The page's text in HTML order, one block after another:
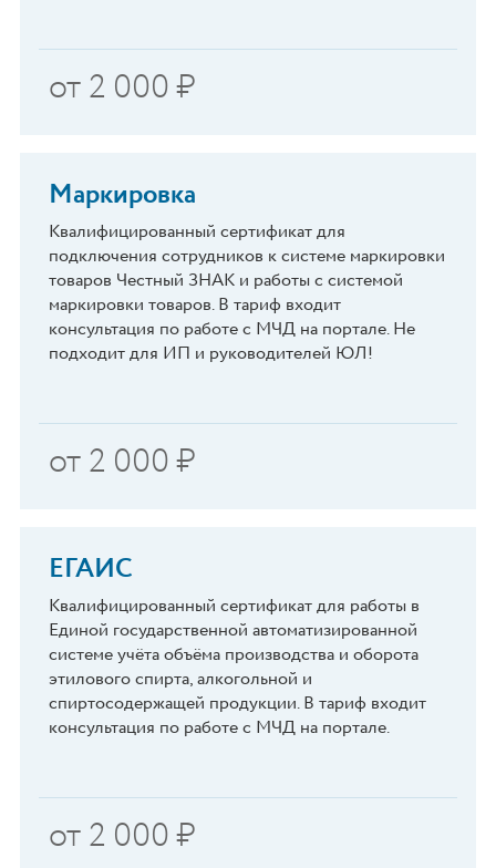
от2 000₽
Маркировка
Квалифицированный сертификат для
подключения сотрудников к системе маркировки
товаров Честный ЗНАК и работы с системой
маркировки товаров. В тариф входит
консультация по работе с МЧД на портале. Не
подходит для ИП и руководителей ЮЛ!
от2 000₽
ЕГАИС
Квалифицированный сертификат для работы в
Единой государственной автоматизированной
системе учёта объёма производства и оборота
этилового спирта, алкогольной и
спиртосодержащей продукции. В тариф входит
консультация по работе с МЧД на портале.
от2 000₽